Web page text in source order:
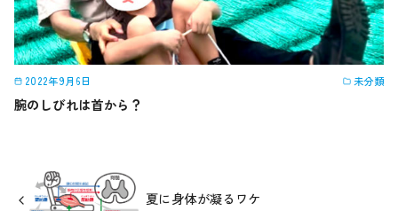
2022年9月6日 未分類
腕のしびれは首から？
夏に身体が凝るワケ